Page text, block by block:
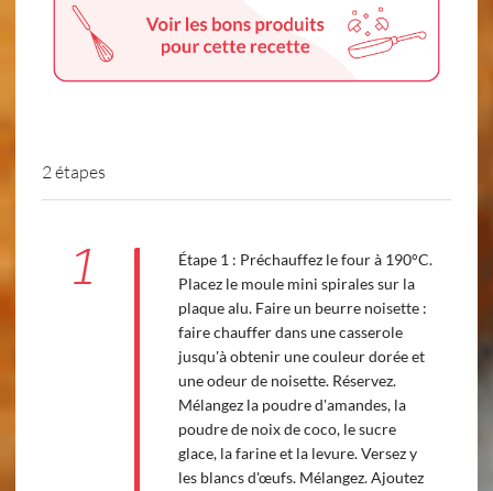
2 étapes
1
Étape 1 : Préchauffez le four à 190°C.
Placez le moule mini spirales sur la
plaque alu. Faire un beurre noisette :
faire chauffer dans une casserole
jusqu'à obtenir une couleur dorée et
une odeur de noisette. Réservez.
Mélangez la poudre d'amandes, la
poudre de noix de coco, le sucre
glace, la farine et la levure. Versez y
les blancs d'œufs. Mélangez. Ajoutez